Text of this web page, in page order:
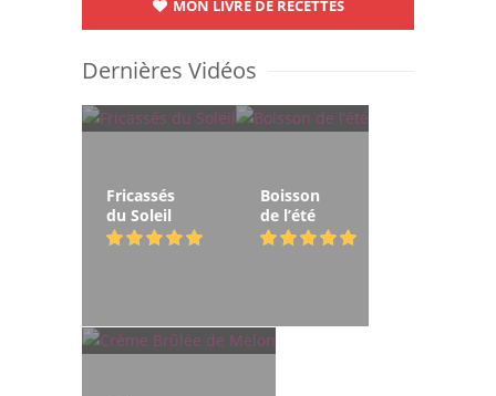
MON LIVRE DE RECETTES
Dernières Vidéos
Fricassés
du Soleil
Boisson
de l’été